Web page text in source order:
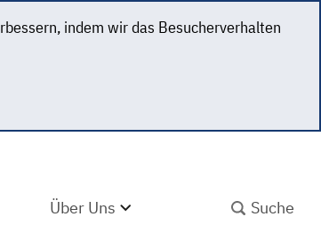
indem wir das Besucherverhalten
Über Uns